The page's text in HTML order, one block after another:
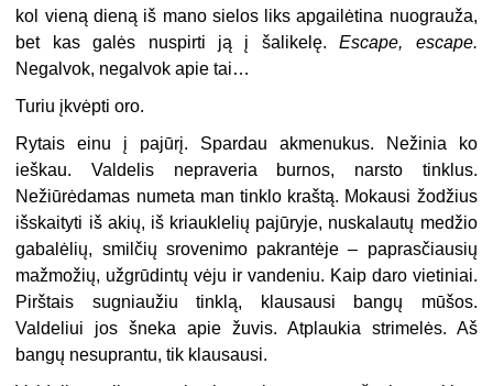
kol vieną dieną iš mano sielos liks apgailėtina nuograuža,
bet kas galės nuspirti ją į šalikelę.Escape, escape.
Negalvok, negalvok apie tai…
Turiu įkvėpti oro.
Rytais einu į pajūrį. Spardau akmenukus. Nežinia ko
ieškau. Valdelis nepraveria burnos, narsto tinklus.
Nežiūrėdamas numeta man tinklo kraštą. Mokausi žodžius
išskaityti iš akių, iš kriauklelių pajūryje, nuskalautų medžio
gabalėlių, smilčių srovenimo pakrantėje – paprasčiausių
mažmožių, užgrūdintų vėju ir vandeniu. Kaip daro vietiniai.
Pirštais sugniaužiu tinklą, klausausi bangų mūšos.
Valdeliui jos šneka apie žuvis. Atplaukia strimelės. Aš
bangų nesuprantu, tik klausausi.